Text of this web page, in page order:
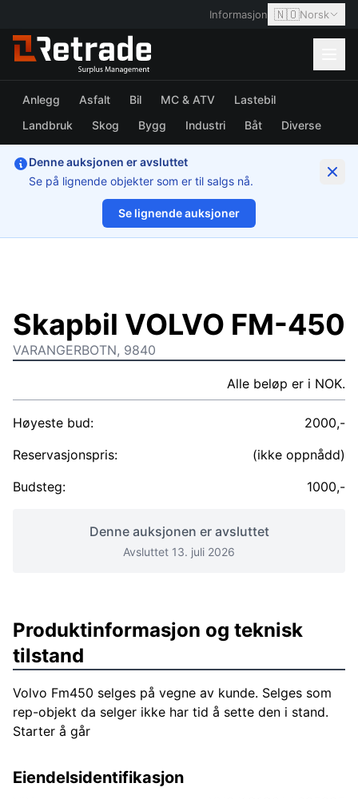
Informasjon 🇳🇴Norsk
Anlegg Asfalt Bil MC & ATV
Lastebil
Landbruk
Skog Bygg Industri Båt Diverse
Denne auksjonen er avsluttet
Se på lignende objekter som er til salgs nå.
Se lignende auksjoner
1/13
Skapbil VOLVO FM-450
VARANGERBOTN, 9840
Alle beløp er i NOK.
Høyeste bud:
2000,-
Reservasjonspris:
(ikke oppnådd)
Budsteg:
1000,-
Denne auksjonen er avsluttet
Avsluttet 13. juli 2026
Produktinformasjon og teknisk
tilstand
Volvo Fm450 selges på vegne av kunde. Selges som
rep-objekt da selger ikke har tid å sette den i stand.
Starter å går
Eiendelsidentifikasjon